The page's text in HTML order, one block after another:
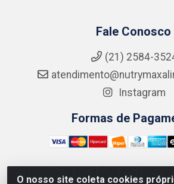
O nosso site coleta cookies
Fale Conosco
(21) 2584-
Instagram
Formas de